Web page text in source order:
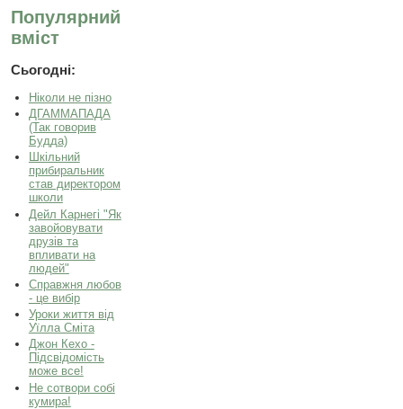
Популярний
вміст
Сьогодні:
Ніколи не пізно
ДГАММАПАДА
(Так говорив
Будда)
Шкільний
прибиральник
став директором
школи
Дейл Карнегі "Як
завойовувати
друзів та
впливати на
людей"
Справжня любов
- це вибір
Уроки життя від
Уїлла Сміта
Джон Кехо -
Підсвідомість
може все!
Не сотвори собі
кумира!